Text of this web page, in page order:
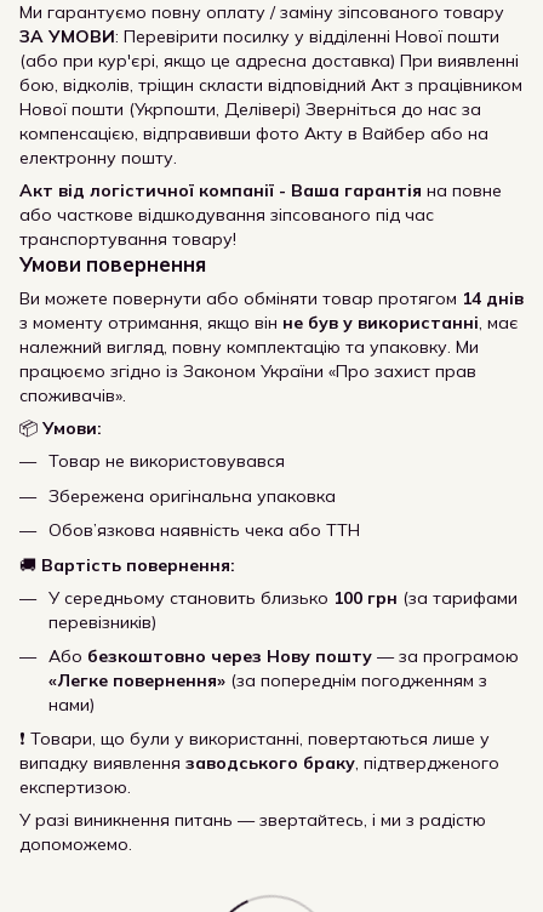
Ми гарантуємо повну оплату / заміну зіпсованого товару
ЗА УМОВИ: Перевірити посилку у відділенні Нової пошти
(або при кур'єрі, якщо це адресна доставка) При виявленні
бою, відколів, тріщин скласти відповідний Акт з працівником
Нової пошти (Укрпошти, Делівері) Зверніться до нас за
компенсацією, відправивши фото Акту в Вайбер або на
електронну пошту.
Акт від логістичної компанії - Ваша гарантія на повне
або часткове відшкодування зіпсованого під час
транспортування товару!
Умови повернення
Ви можете повернути або обміняти товар протягом 14 днів
з моменту отримання, якщо він не був у використанні, має
належний вигляд, повну комплектацію та упаковку. Ми
працюємо згідно із Законом України «Про захист прав
споживачів».
📦 Умови:
Товар не використовувався
Збережена оригінальна упаковка
Обов’язкова наявність чека або ТТН
🚚 Вартість повернення:
У середньому становить близько 100 грн (за тарифами
перевізників)
Або безкоштовно через Нову пошту — за програмою
«Легке повернення» (за попереднім погодженням з
нами)
❗ Товари, що були у використанні, повертаються лише у
випадку виявлення заводського браку, підтвердженого
експертизою.
У разі виникнення питань — звертайтесь, і ми з радістю
допоможемо.